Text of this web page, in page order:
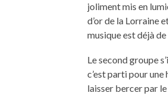
joliment mis en
d’or de la Lorraine
musique est déjà
Le second groupe
c’est parti pour une
laisser bercer par